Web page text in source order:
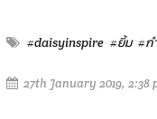
#daisyinspire #ยิ้ม #ก
27th January 2019, 2:38